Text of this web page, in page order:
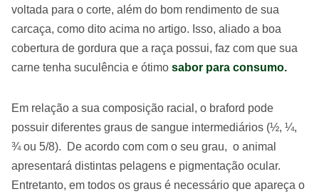
voltada para o corte, além do bom rendimento de sua
carcaça, como dito acima no artigo. Isso, aliado a boa
cobertura de gordura que a raça possui, faz com que sua
carne tenha suculência e ótimo sabor para consumo.
Em relação a sua composição racial, o braford pode
possuir diferentes graus de sangue intermediários (½, ¼,
¾ ou 5/8). De acordo com com o seu grau, o animal
apresentará distintas pelagens e pigmentação ocular.
Entretanto, em todos os graus é necessário que apareça o